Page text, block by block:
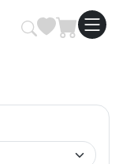
шины